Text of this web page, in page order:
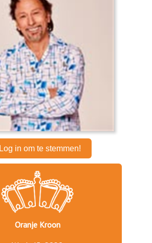
Log in om te stemmen!
Oranje Kroon